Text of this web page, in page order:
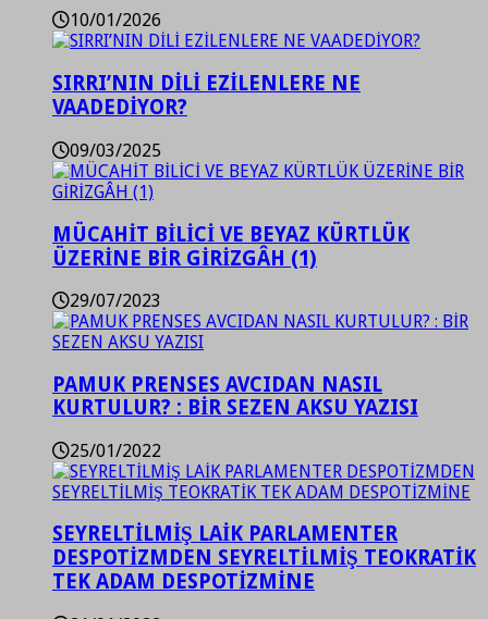
10/01/2026
SIRRI’NIN DİLİ EZİLENLERE NE
VAADEDİYOR?
09/03/2025
MÜCAHİT BİLİCİ VE BEYAZ KÜRTLÜK
ÜZERİNE BİR GİRİZGÂH (1)
29/07/2023
PAMUK PRENSES AVCIDAN NASIL
KURTULUR? : BİR SEZEN AKSU YAZISI
25/01/2022
SEYRELTİLMİŞ LAİK PARLAMENTER
DESPOTİZMDEN SEYRELTİLMİŞ TEOKRATİK
TEK ADAM DESPOTİZMİNE